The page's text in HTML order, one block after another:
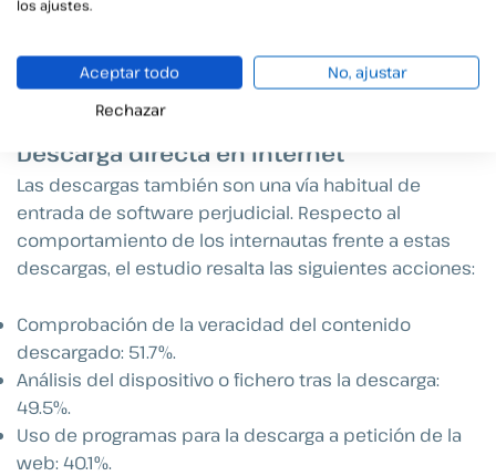
La encuesta también revela un bajo número de
intrusiones a través de sus redes Wifi, siendo su
porcentaje del 12.6%.
Descarga directa en Internet
Las descargas también son una vía habitual de
entrada de software perjudicial. Respecto al
comportamiento de los internautas frente a estas
descargas, el estudio resalta las siguientes acciones:
Comprobación de la veracidad del contenido
descargado: 51.7%.
Análisis del dispositivo o fichero tras la descarga:
49.5%.
Uso de programas para la descarga a petición de la
web: 40.1%.
los ajustes.
Aceptar todo
No, ajustar
Rechazar